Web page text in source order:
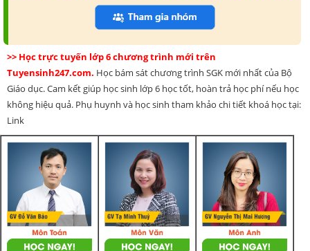
>> Học trực tuyến lớp 6 chương trình mới trên
Tuyensinh247.com. Học bám sát chương trình SGK mới nhất của Bộ
Giáo dục. Cam kết giúp học sinh lớp 6 học tốt, hoàn trả học phí nếu học
không hiệu quả. Phụ huynh và học sinh tham khảo chi tiết khoá học tại:
Link